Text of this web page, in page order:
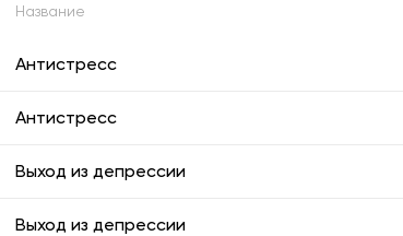
Название
Антистресс
Антистресс
Выход из депрессии
Выход из депрессии